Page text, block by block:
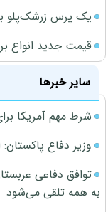
یک پرس زرشک‌پلو
قیمت جدید انواع برنج
سایر خبرها
شرط مهم آمریکا
وزیر دفاع
توافق دفاعی
به همه تلقی می‌شود